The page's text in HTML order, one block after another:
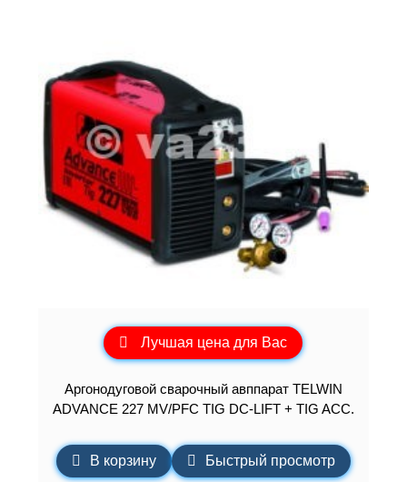
Лучшая цена для Вас
Аргонодуговой сварочный авппарат TELWIN
ADVANCE 227 MV/PFC TIG DC-LIFT + TIG ACC.
В корзину Быстрый просмотр